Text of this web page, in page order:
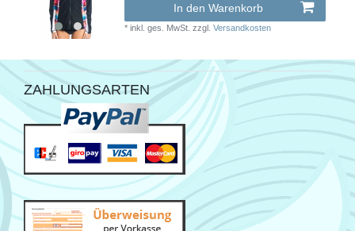
In den Warenkorb
*inkl. ges. MwSt. zzgl.Versandkosten
ZAHLUNGSARTEN